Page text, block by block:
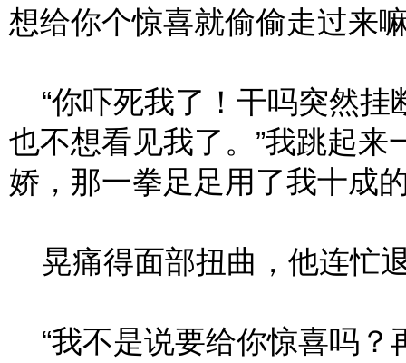
想给你个惊喜就偷偷走过来
“你吓死我了！干吗突然挂
也不想看见我了。”我跳起
娇，那一拳足足用了我十成
晃痛得面部扭曲，他连忙
“我不是说要给你惊喜吗？